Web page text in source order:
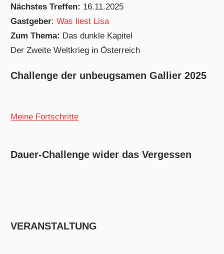
Nächstes Treffen: 16.11.2025
Gastgeber:Was liest Lisa
Zum Thema: Das dunkle Kapitel
Der Zweite Weltkrieg in Österreich
Challenge der unbeugsamen Gallier 2025
Meine Fortschritte
Dauer-Challenge wider das Vergessen
VERANSTALTUNG